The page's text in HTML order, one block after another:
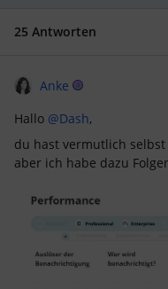
25 Antworten
Anke
Hallo @Dash,
du hast vermutlich
aber ich habe dazu